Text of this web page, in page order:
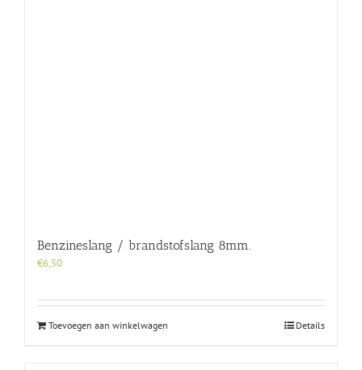
Benzineslang / brandstofslang 8mm.
€6,50
Toevoegen aan winkelwagen Details